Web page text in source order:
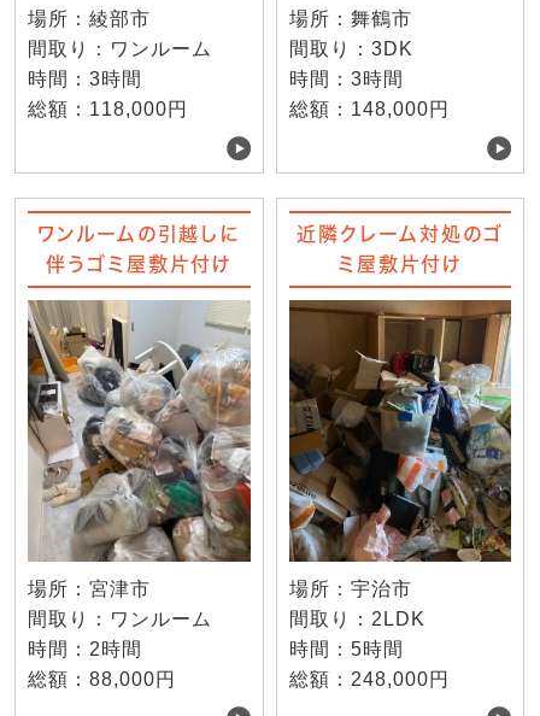
場所：綾部市
間取り：ワンルーム
時間：3時間
総額：118,000円
場所：舞鶴市
間取り：3DK
時間：3時間
総額：148,000円
ワンルームの引越しに
伴うゴミ屋敷片付け
場所：宮津市
間取り：ワンルーム
時間：2時間
総額：88,000円
近隣クレーム対処のゴ
ミ屋敷片付け
場所：宇治市
間取り：2LDK
時間：5時間
総額：248,000円